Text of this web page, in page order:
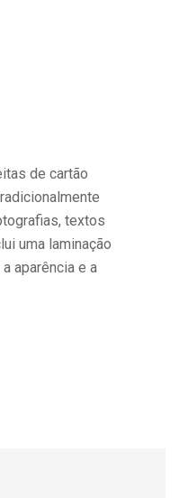
de cartão
textos
uma laminação
aparência e a